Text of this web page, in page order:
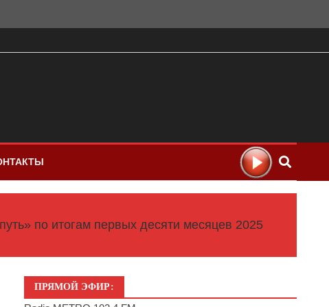
по итогам первых десяти месяцев 2025
ПРЯМОЙ ЭФИР: